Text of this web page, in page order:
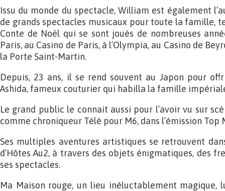
Issu du monde du spectacle, William est également
de grands spectacles musicaux pour toute la famille,
Conte de Noël qui se sont joués de nombreuses
Paris, au Casino de Paris, à l’Olympia, au Casino de
la Porte Saint-Martin.
Depuis, 23 ans, il se rend souvent au Japon pour
Ashida, fameux couturier qui habilla la famille
Le grand public le connait aussi pour l’avoir vu sur
comme chroniqueur Télé pour M6, dans l’émission Top
Ses multiples aventures artistiques se retrouvent
d’Hôtes Au2, à travers des objets énigmatiques, des
ses spectacles.
Ma Maison rouge, un lieu inéluctablement magique,